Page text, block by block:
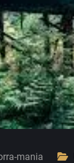
mania